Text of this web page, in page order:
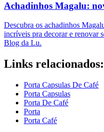
Achadinhos Magalu:
Descubra os achadinhos
incríveis pra decorar e renovar
Blog da Lu.
Links relacionados:
Porta Capsulas De Café
Porta Capsulas
Porta De Café
Porta
Porta Café